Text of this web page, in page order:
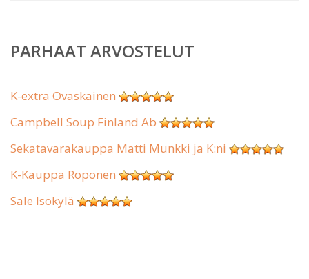
PARHAAT ARVOSTELUT
K-extra Ovaskainen
Campbell Soup Finland Ab
Sekatavarakauppa Matti Munkki ja K:ni
K-Kauppa Roponen
Sale Isokylä